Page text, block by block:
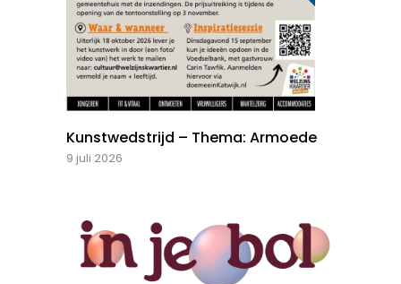
Kunstwedstrijd – Thema: Armoede
9 juli 2026